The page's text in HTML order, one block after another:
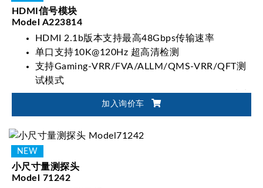
HDMI信号模块
Model A223814
HDMI 2.1b版本支持最高48Gbps传输速率
单口支持10K@120Hz 超高清检测
支持Gaming-VRR/FVA/ALLM/QMS-VRR/QFT测
试模式
HDR10/HLG /HDR10 +/Dolby Vision 图像测试功
加入询价车
小尺寸量测探头
Model 71242